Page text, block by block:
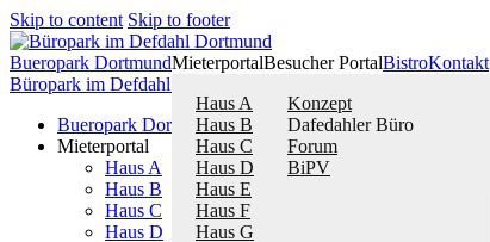
Skip to content Skip to footer
Bueropark DortmundMieterportal
Haus A
Haus B
Haus C
Haus D
Haus E
Haus F
Haus G
Besucher Portal
Konzept
Dafedahler Büro
Forum
BiPV
BistroKontakt
Büropark im Defdahl Dortmund
Bueropark Dortmund
Mieterportal
Haus A
Haus B
Haus C
Haus D